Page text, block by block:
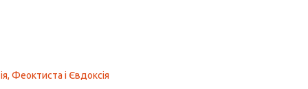
Феоктиста і Євдоксія